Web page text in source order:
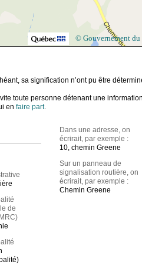
© Gouvernement du
sa signification n’ont pu être
toute personne détenant une
en faire part.
de
Dans une adresse, on
écrirait, par exemple :
10, chemin Greene
Sur un panneau de
signalisation routière, on
écrirait, par exemple :
Chemin Greene